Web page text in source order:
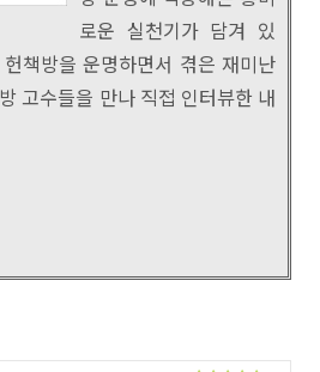
로운 실천기가 담겨 있
책방을 운명하면서 겪은 재미난
고수들을 만나 직접 인터뷰한 내